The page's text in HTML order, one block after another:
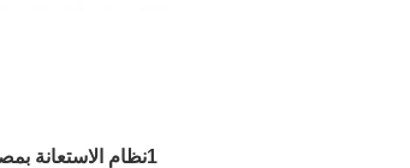
1نظام الاستعانة بمصادر خارجية: